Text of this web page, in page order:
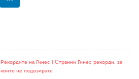
Рекордите на Гинес | Странни Гинес рекорди, за
които не подозирате